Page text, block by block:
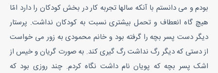
بودم و می دانستم با آنکه سالها تجربه کار در بخش کودکان را دارد امّا
هیچ گاه انعطاف و تحمل بیشتری نسبت به کودکان نداشت. پرستار
دیگر دست پسر بچه را گرفته بود و خانم محمودی به زور می خواست
از دستی که دیگر رگ نداشت رگ گیری کند. به صورت گریان و خیس از
اشک پسر بچه که پویان نام داشت نگاه کردم. چند روزی بود که